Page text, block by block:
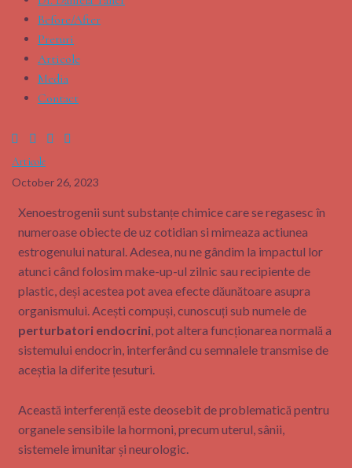
Before/After
Preturi
Articole
Media
Contact
Articole
October 26, 2023
Xenoestrogenii sunt substanțe chimice care se regasesc în
numeroase obiecte de uz cotidian si mimeaza actiunea
estrogenului natural. Adesea, nu ne gândim la impactul lor
atunci când folosim make-up-ul zilnic sau recipiente de
plastic, deși acestea pot avea efecte dăunătoare asupra
organismului. Acești compuși, cunoscuți sub numele de
perturbatori endocrini, pot altera funcționarea normală a
sistemului endocrin, interferând cu semnalele transmise de
aceștia la diferite țesuturi.
Această interferență este deosebit de problematică pentru
organele sensibile la hormoni, precum uterul, sânii,
sistemele imunitar și neurologic.